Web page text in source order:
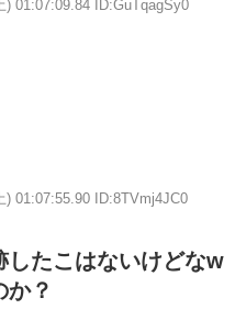
) 01:07:09.84 ID:GuTqagSy0
) 01:07:55.90 ID:8TVmj4JC0
したこはないけどなw
か？